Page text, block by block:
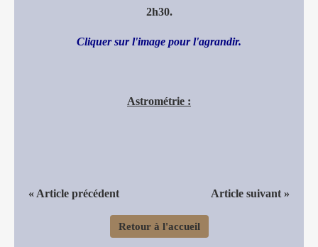
2h30.
Cliquer sur l'image pour l'agrandir.
Astrométrie :
« Article précédent Article suivant »
Retour à l'accueil